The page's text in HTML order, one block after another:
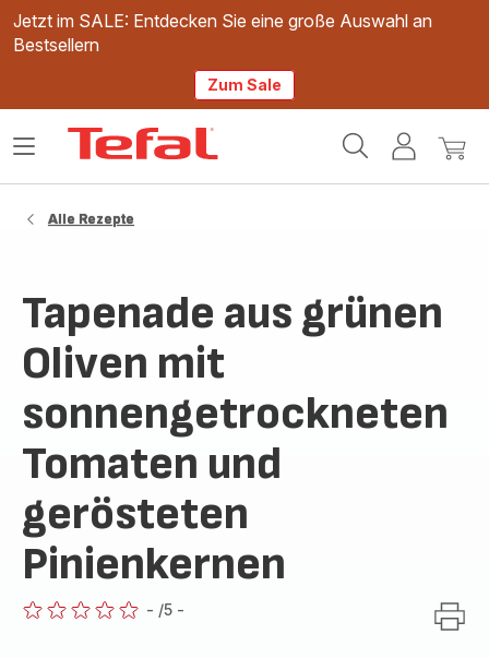
Jetzt im SALE: Entdecken Sie eine große Auswahl an
Bestsellern
Zum Sale
Mein
Mein
Das
Alle Rezepte
Tapenade aus grünen
Oliven mit
sonnengetrockneten
Tomaten und
gerösteten
Pinienkernen
- /5 -